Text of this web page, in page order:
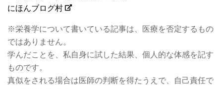
にほんブログ村
※栄養学について書いている記事は、医療を否定するもの
ではありません。
学んだことを、私自身に試した結果、個人的な体感を記す
ものです。
真似をされる場合は医師の判断を得たうえで、自己責任で